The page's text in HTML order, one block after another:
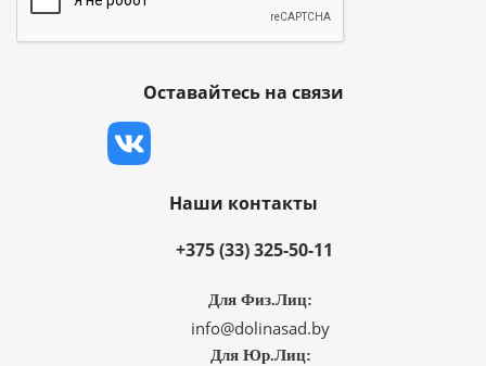
Оставайтесь на связи
Наши контакты
+375 (33) 325-50-11
Для Физ.Лиц:
info@dolinasad.by
Для Юр.Лиц: